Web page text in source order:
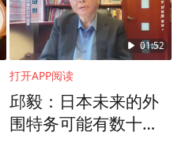
01:52
打开APP阅读
邱毅：日本未来的外
围特务可能有数十